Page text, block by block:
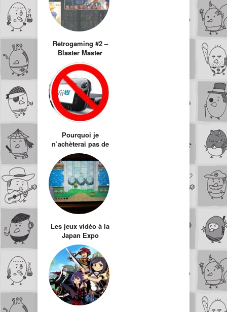
Retrogaming #2 –
Blaster Master
Pourquoi je
n’achèterai pas de
Wii U.
Les jeux vidéo à la
Japan Expo